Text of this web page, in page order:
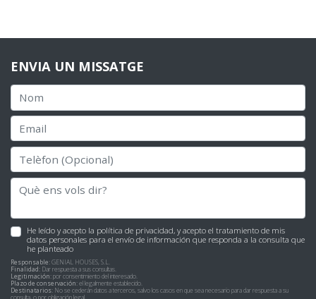
ENVIA UN MISSATGE
He leído y acepto la política de privacidad, y acepto el tratamiento de mis
datos personales para el envío de información que responda a la consulta que
he planteado
Responsable:GENIAL HOUSES, S.L.
Finalidad: Dar respuesta a sus consultas.
Legitimación:por consentimiento del interesado.
Plazo de conservación:el legalmente establecido.
Destinatarios: No se cederán datos a terceros, salvo los casos en que sea necesario para dar respuesta a su